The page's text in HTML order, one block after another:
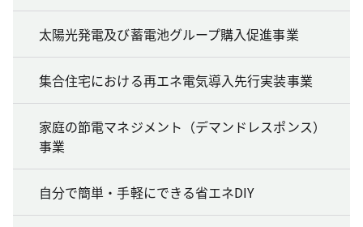
太陽光発電及び蓄電池グループ購入促進事業
集合住宅における再エネ電気導入先行実装事業
家庭の節電マネジメント（デマンドレスポンス）
事業
自分で簡単・手軽にできる省エネDIY